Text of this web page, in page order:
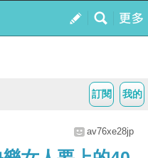
我的
訂閱
av76xe28jp